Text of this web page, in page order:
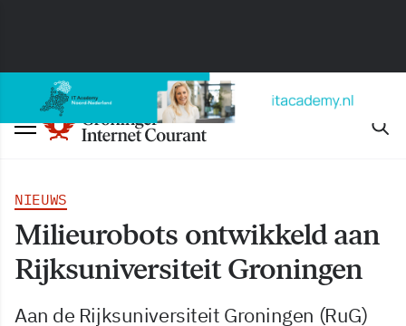
NIEUWS
Milieurobots ontwikkeld aan
Rijksuniversiteit Groningen
Aan de Rijksuniversiteit Groningen (RuG)